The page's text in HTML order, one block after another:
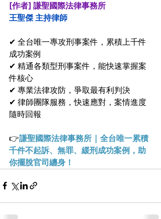
[作者] 謙聖國際法律事務所
王聖傑 主持律師
✔ 全台唯一專攻刑事案件，累積上千件
成功案例
✔ 精通各類型刑事案件，能快速掌握案
件核心
✔ 專業法律攻防，爭取最有利判決
✔ 律師團隊服務，快速應對，案情進度
隨時回報
👉謙聖國際法律事務所 | 全台唯一累積
千件不起訴、無罪、緩刑成功案例，助
你擺脫官司纏身！